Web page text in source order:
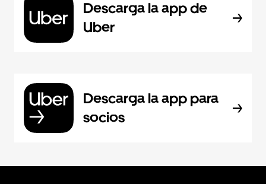
Descarga la app de
Uber
Descarga la app para
socios